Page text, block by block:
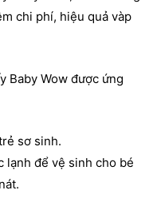
chi phí, hiệu quả vàp
Baby Wow được ứng
sơ sinh.
lạnh để vệ sinh cho bé